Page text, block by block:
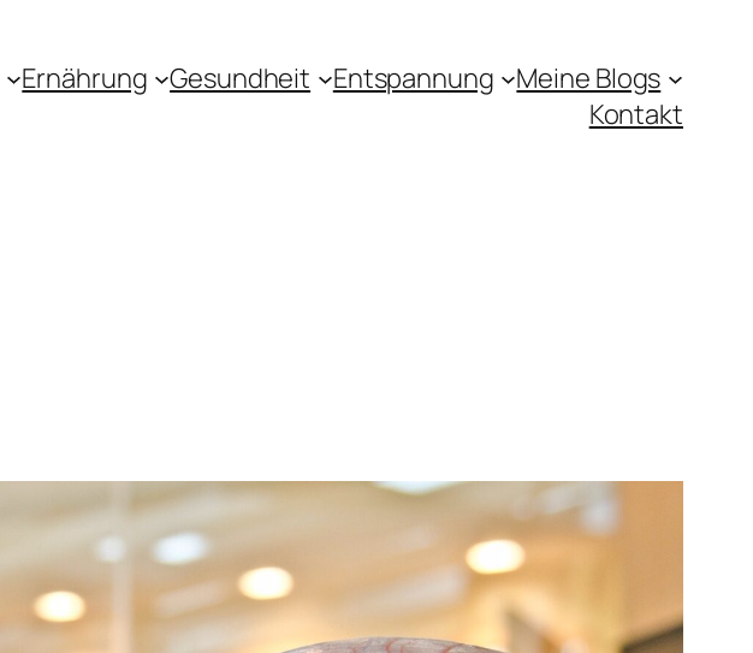
Ernährung Gesundheit Entspannung
Meine Blogs
Kontakt